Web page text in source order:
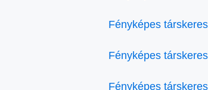
Fényképes
Fényképes
Fényképes